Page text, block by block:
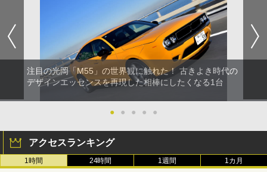
注目の光岡「M55」の世界観に触れた！ 古きよき時代の
デザインエッセンスを再現した相棒にしたくなる1台
● ● ● ● ●
アクセスランキング
1時間 24時間 1週間 1カ月